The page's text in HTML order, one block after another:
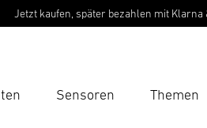
Sensoren Themen